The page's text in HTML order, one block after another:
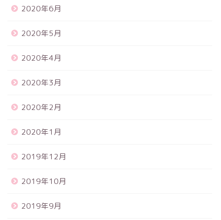
2020年6月
2020年5月
2020年4月
2020年3月
2020年2月
2020年1月
2019年12月
2019年10月
2019年9月